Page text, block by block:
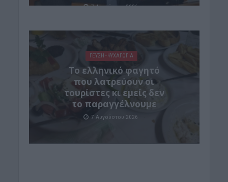
7 Αυγούστου 2026
ΓΕΎΣΗ - ΨΥΧΑΓΩΓΊΑ
Το ελληνικό φαγητό
που λατρεύουν οι
τουρίστες κι εμείς δεν
το παραγγέλνουμε
7 Αυγούστου 2026